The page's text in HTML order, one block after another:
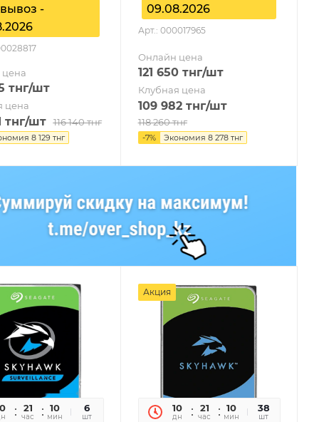
-
тнг/шт
цена
тнг/шт 116 140тнг
8 129 тнг
09.08.2026
Арт.: 000017965
Онлайн цена
121 650тнг/шт
Клубная цена
109 982тнг/шт
118 260тнг
-7% Экономия 8 278тнг
21
час
10
мин
43
сек
6
шт
Акция
10
дн
21
час
10
мин
43
сек
38
шт